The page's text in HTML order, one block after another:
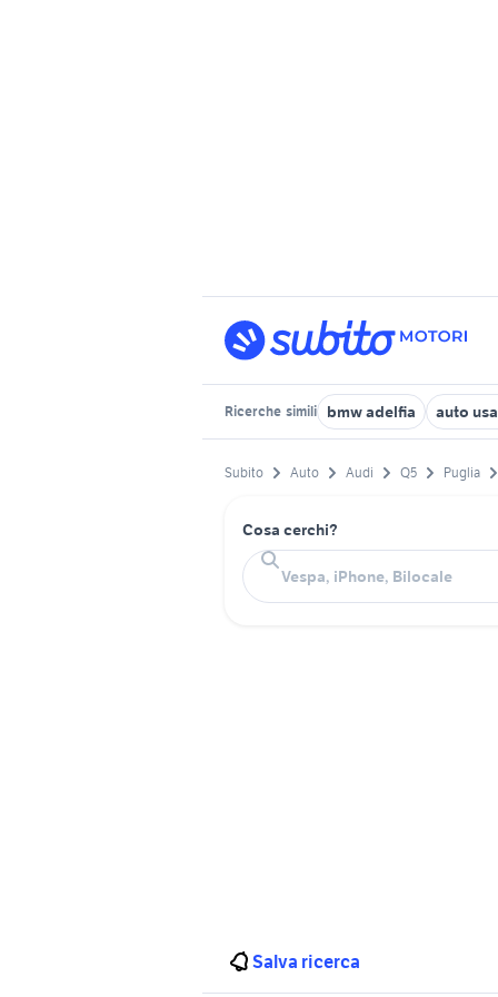
Ricerche simili bmw adelfia auto
Subito Auto Audi Q5 Puglia
Cosa cerchi?
Salva ricerca